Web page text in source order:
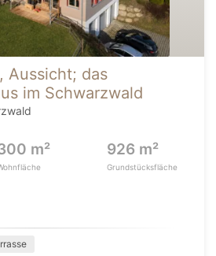
Aussicht; das
im Schwarzwald
m² 926 m²
Grundstücksfläche